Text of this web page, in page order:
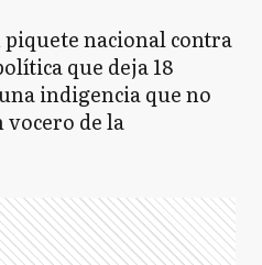
nacional contra
que deja 18
indigencia que no
vocero de la